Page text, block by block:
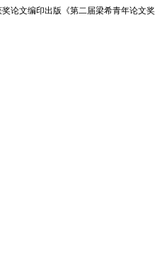
论文编印出版《第二届梁希青年论文奖